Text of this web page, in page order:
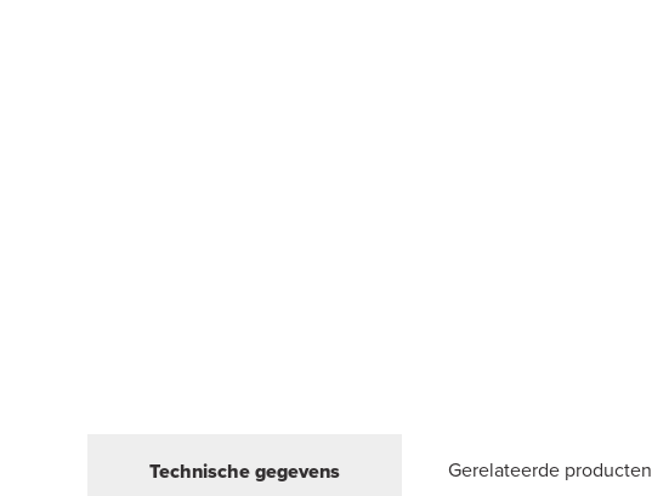
Technische gegevens Gerelateerde producten